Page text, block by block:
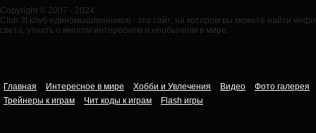
Copyright © 2007 - 2024
Club 3t клуб единомышленников - это сайт, на котором вы можете найти
света, узнать о многом интересном и необычном в мире.
Главная Интересное в мире Хобби и Увлечения Видео
Фото галерея
Трейнеры к играм
Чит коды к играм Flash игры